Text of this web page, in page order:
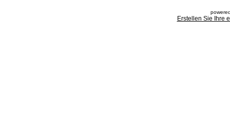
Erstellen Sie Ihre